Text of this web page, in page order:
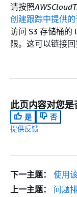
请按照
创建跟踪中提供
访问 S3 存储桶的
限。这可以链接
此页内容对您是
是
否
提供反馈
下一主题：
使用
上一主题：
问题